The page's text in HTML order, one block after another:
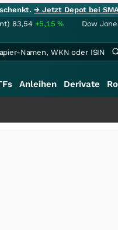
→ Jetzt Depot bei
83,54 +5,15% Dow
Anleihen Derivate